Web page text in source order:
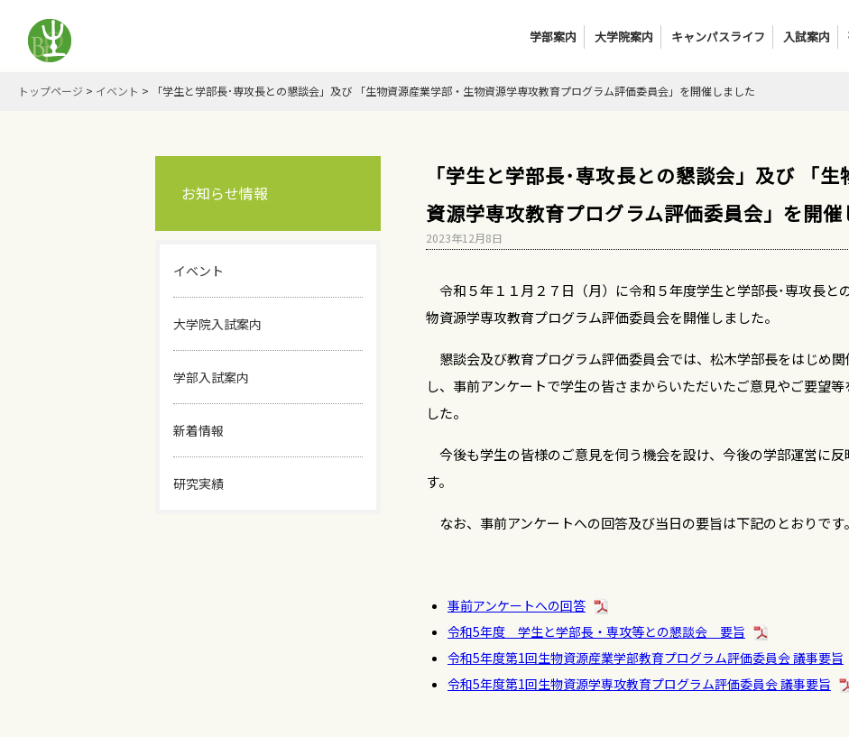
学部案内 大学院案内 キャンパスライフ 入試案内
トップページ > イベント > 「学生と学部長･専攻長との懇談会」及び 「生物資源産業学部・生物資源学専攻教育プログラム評価委員会」を開催しました
「学生と学部長･専攻長との懇談会」及び 「
資源学専攻教育プログラム評価委員会」を開催
2023年12月8日
令和５年１１月２７日（月）に令和５年度学生と学部長･専攻長と
物資源学専攻教育プログラム評価委員会を開催しました。
懇談会及び教育プログラム評価委員会では、松木学部長をはじめ
し、事前アンケートで学生の皆さまからいただいたご意見やご要望
した。
今後も学生の皆様のご意見を伺う機会を設け、今後の学部運営に
す。
なお、事前アンケートへの回答及び当日の要旨は下記のとおりです。
事前アンケートへの回答
令和5年度 学生と学部長・専攻等との懇談会 要旨
令和5年度第1回生物資源産業学部教育プログラム評価委員会 議事要旨
令和5年度第1回生物資源学専攻教育プログラム評価委員会 議事要旨
お知らせ情報
イベント
大学院入試案内
学部入試案内
新着情報
研究実績